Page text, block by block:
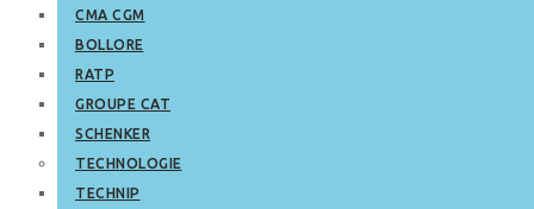
CMA CGM
BOLLORE
RATP
GROUPE CAT
SCHENKER
TECHNOLOGIE
TECHNIP